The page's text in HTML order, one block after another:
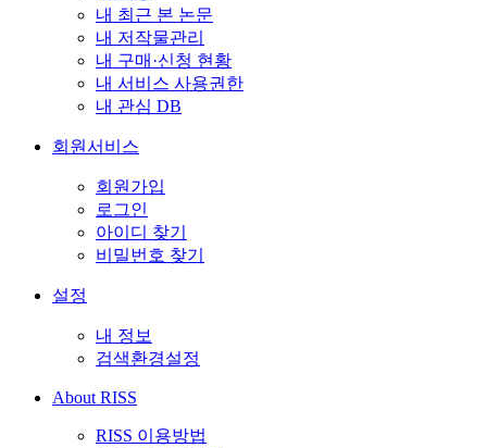
내 최근 본 논문
내 저작물관리
내 구매·신청 현황
내 서비스 사용권한
내 관심 DB
회원서비스
회원가입
로그인
아이디 찾기
비밀번호 찾기
설정
내 정보
검색환경설정
About RISS
RISS 이용방법